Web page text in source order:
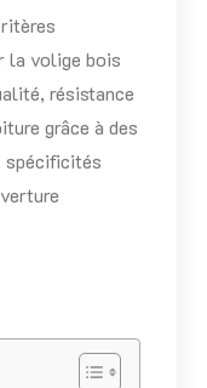
la volige bois
résistance
grâce à des
spécificités